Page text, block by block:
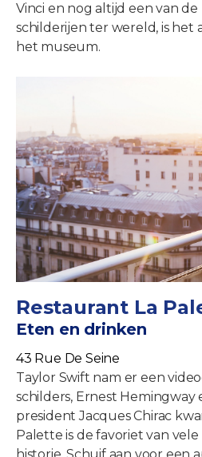
Vinci en nog altijd een van
schilderijen ter wereld, is het
het museum.
Restaurant La
Eten en drinken
43 Rue De Seine
Taylor Swift nam er een
schilders, Ernest Hemingway
president Jacques Chirac
Palette is de favoriet van
historie. Schuif aan voor een